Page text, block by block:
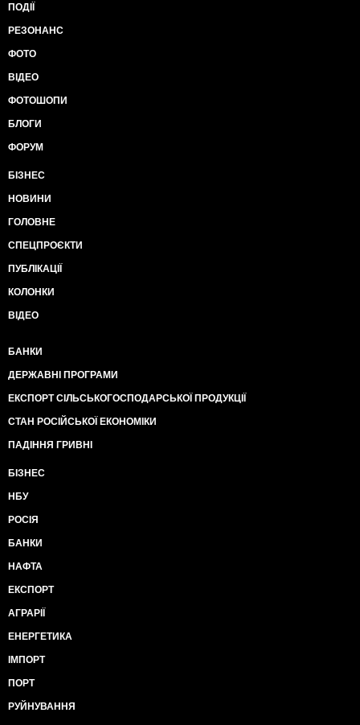
ПОДІЇ
РЕЗОНАНС
ФОТО
ВІДЕО
ФОТОШОПИ
БЛОГИ
ФОРУМ
БІЗНЕС
НОВИНИ
ГОЛОВНЕ
СПЕЦПРОЄКТИ
ПУБЛІКАЦІЇ
КОЛОНКИ
ВІДЕО
БАНКИ
ДЕРЖАВНІ ПРОГРАМИ
ЕКСПОРТ СІЛЬСЬКОГОСПОДАРСЬКОЇ ПРОДУКЦІЇ
СТАН РОСІЙСЬКОЇ ЕКОНОМІКИ
ПАДІННЯ ГРИВНІ
БІЗНЕС
НБУ
РОСІЯ
БАНКИ
НАФТА
ЕКСПОРТ
АГРАРІЇ
ЕНЕРГЕТИКА
ІМПОРТ
ПОРТ
РУЙНУВАННЯ